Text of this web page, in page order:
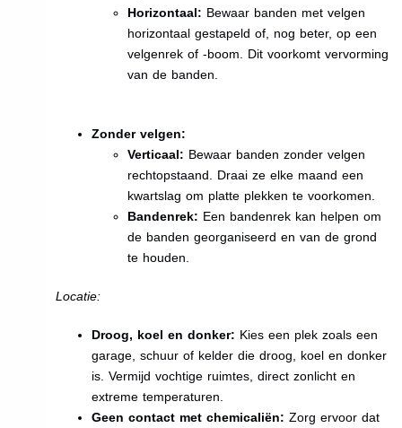
Horizontaal: Bewaar banden met velgen
horizontaal gestapeld of, nog beter, op een
velgenrek of -boom. Dit voorkomt vervorming
van de banden.
Zonder velgen:
Verticaal: Bewaar banden zonder velgen
rechtopstaand. Draai ze elke maand een
kwartslag om platte plekken te voorkomen.
Bandenrek: Een bandenrek kan helpen om
de banden georganiseerd en van de grond
te houden.
Locatie:
Droog, koel en donker: Kies een plek zoals een
garage, schuur of kelder die droog, koel en donker
is. Vermijd vochtige ruimtes, direct zonlicht en
extreme temperaturen.
Geen contact met chemicaliën: Zorg ervoor dat